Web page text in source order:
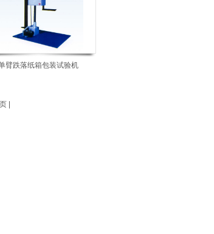
臂跌落纸箱包装试验机
页 |